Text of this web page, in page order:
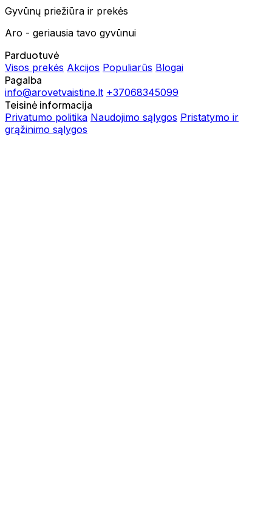
Gyvūnų priežiūra ir prekės
Aro - geriausia tavo gyvūnui
Parduotuvė
Visos prekės Akcijos Populiarūs Blogai
Pagalba
info@arovetvaistine.lt +37068345099
Teisinė informacija
Privatumo politika Naudojimo sąlygos Pristatymo ir
grąžinimo sąlygos